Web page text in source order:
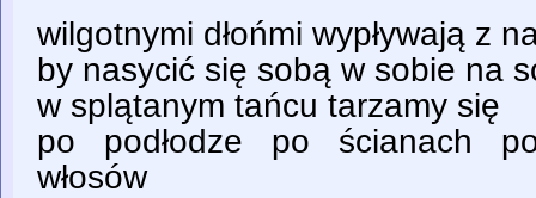
wilgotnymi dłońmi wypływają z
by nasycić się sobą w sobie na
w splątanym tańcu tarzamy się
po podłodze po ścianach
włosów